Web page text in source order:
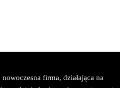
firma, działająca na